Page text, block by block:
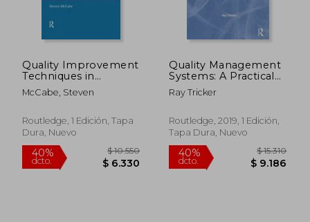
Quality Improvement
Techniques in
Construction:
Principles and
McCabe, Steven
Routledge, 1 Edición, Tapa
Dura, Nuevo
Quality Management
Systems: A Practical
Guide to Standards
Implementation (en
Ray Tricker
Routledge, 2019, 1 Edición,
Tapa Dura, Nuevo